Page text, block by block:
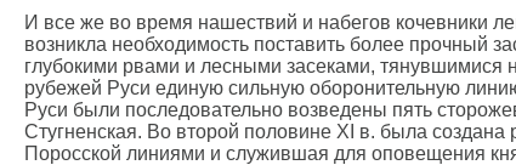
И все же во время нашествий и набегов кочевники
возникла необходимость поставить более прочный
глубокими рвами и лесными засеками, тянувшимися
рубежей Руси единую сильную оборонительную
Руси были последовательно возведены пять
Стугненская. Во второй половине ХI в. была
Поросской линиями и служившая для оповещения